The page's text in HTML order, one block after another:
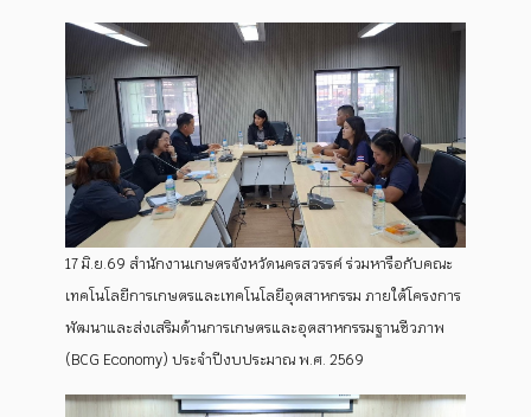
17 มิ.ย.69 สำนักงานเกษตรจังหวัดนครสวรรค์ ร่วมหารือกับคณะ
เทคโนโลยีการเกษตรและเทคโนโลยีอุตสาหกรรม ภายใต้โครงการ
พัฒนาและส่งเสริมด้านการเกษตรและอุตสาหกรรมฐานชีวภาพ
(BCG Economy) ประจำปีงบประมาณ พ.ศ. 2569